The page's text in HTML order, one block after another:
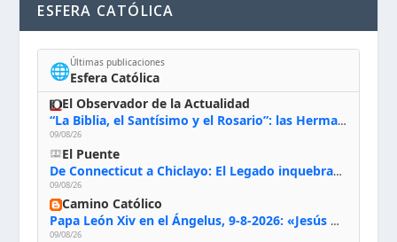
ESFERA CATÓLICA
🌐Últimas publicaciones
Esfera Católica
El Observador de la Actualidad
“La Biblia, el Santísimo y el Rosario”: las Hermanas de Belén, evacuadas por el incendio de Huelva, España
09/08/26
El Puente
De Connecticut a Chiclayo: El Legado inquebrantable de Monseñor Juan Tomis Stack
09/08/26
Camino Católico
Papa León Xiv en el Ángelus, 9-8-2026: «Jesús no nos abandona y si lo acogemos con humildad con la oración, los sacramentos y la escucha de su Palabra, en Él encontraremos paz, luz y fuerza para nuestro camino»
09/08/26